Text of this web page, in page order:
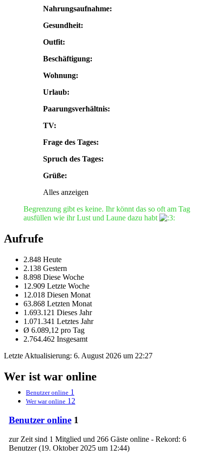
Nahrungsaufnahme:
Gesundheit:
Outfit:
Beschäftigung:
Wohnung:
Urlaub:
Paarungsverhältnis:
TV:
Frage des Tages:
Spruch des Tages:
Grüße:
Alles anzeigen
Begrenzung gibt es keine. Ihr könnt das so oft am Tag
ausfüllen wie ihr Lust und Laune dazu habt
Aufrufe
2.848 Heute
2.138 Gestern
8.898 Diese Woche
12.909 Letzte Woche
12.018 Diesen Monat
63.868 Letzten Monat
1.693.121 Dieses Jahr
1.071.341 Letztes Jahr
Ø 6.089,12 pro Tag
2.764.462 Insgesamt
Letzte Aktualisierung: 6. August 2026 um 22:27
Wer ist war online
Benutzer online 1
Wer war online 12
Benutzer online 1
zur Zeit sind 1 Mitglied und 266 Gäste online - Rekord: 6
Benutzer (19. Oktober 2025 um 12:44)